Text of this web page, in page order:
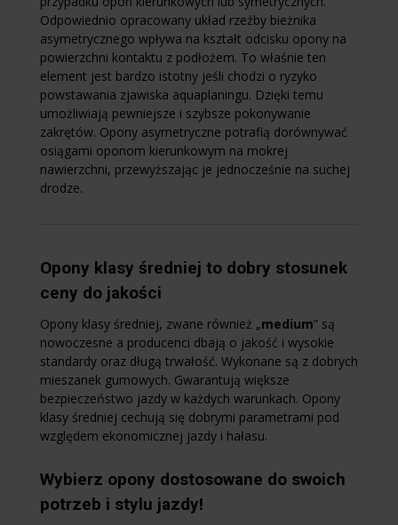
Odpowiednio opracowany układ rzeźby bieżnika
asymetrycznego wpływa na kształt odcisku opony na
powierzchni kontaktu z podłożem. To właśnie ten
element jest bardzo istotny jeśli chodzi o ryzyko
powstawania zjawiska aquaplaningu. Dzięki temu
umożliwiają pewniejsze i szybsze pokonywanie
zakrętów. Opony asymetryczne potrafią dorównywać
osiągami oponom kierunkowym na mokrej
nawierzchni, przewyższając je jednocześnie na suchej
drodze.
Opony klasy średniej to dobry stosunek
ceny do jakości
Opony klasy średniej, zwane również „medium” są
nowoczesne a producenci dbają o jakość i wysokie
standardy oraz długą trwałość. Wykonane są z dobrych
mieszanek gumowych. Gwarantują większe
bezpieczeństwo jazdy w każdych warunkach. Opony
klasy średniej cechują się dobrymi parametrami pod
względem ekonomicznej jazdy i hałasu.
Wybierz opony dostosowane do swoich
potrzeb i stylu jazdy!